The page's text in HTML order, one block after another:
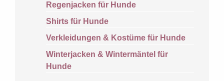
Regenjacken für Hunde
Shirts für Hunde
Verkleidungen & Kostüme für Hunde
Winterjacken & Wintermäntel für
Hunde